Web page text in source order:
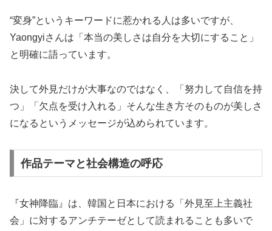
“変身”というキーワードに惹かれる人は多いですが、
Yaongyiさんは「本当の美しさは自分を大切にすること」
と明確に語っています。
決して外見だけが大事なのではなく、「努力して自信を持
つ」「欠点を受け入れる」そんな生き方そのものが美しさ
になるというメッセージが込められています。
作品テーマと社会構造の呼応
『女神降臨』は、韓国と日本における「外見至上主義社
会」に対するアンチテーゼとして読まれることも多いで